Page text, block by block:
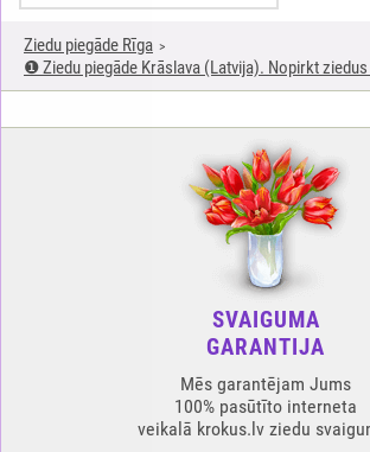
Ziedu piegāde Rīga
❶ Ziedu piegāde Krāslava (Latvija). Nopirkt
SVAIGUMA
GARANTIJA
Mēs garantējam Jums
100% pasūtīto interneta
veikalā krokus.lv ziedu